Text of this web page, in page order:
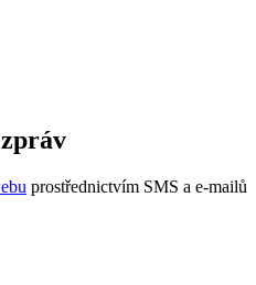
prostřednictvím SMS a e-mailů